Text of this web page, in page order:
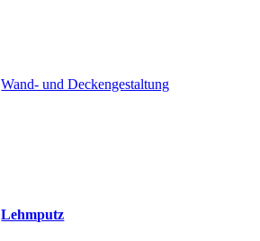
Wand- und Deckengestaltung
Lehmputz